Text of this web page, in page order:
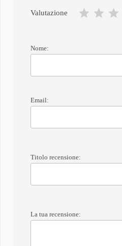
Valutazione
Nome:
Email:
Titolo recensione:
La tua recensione: